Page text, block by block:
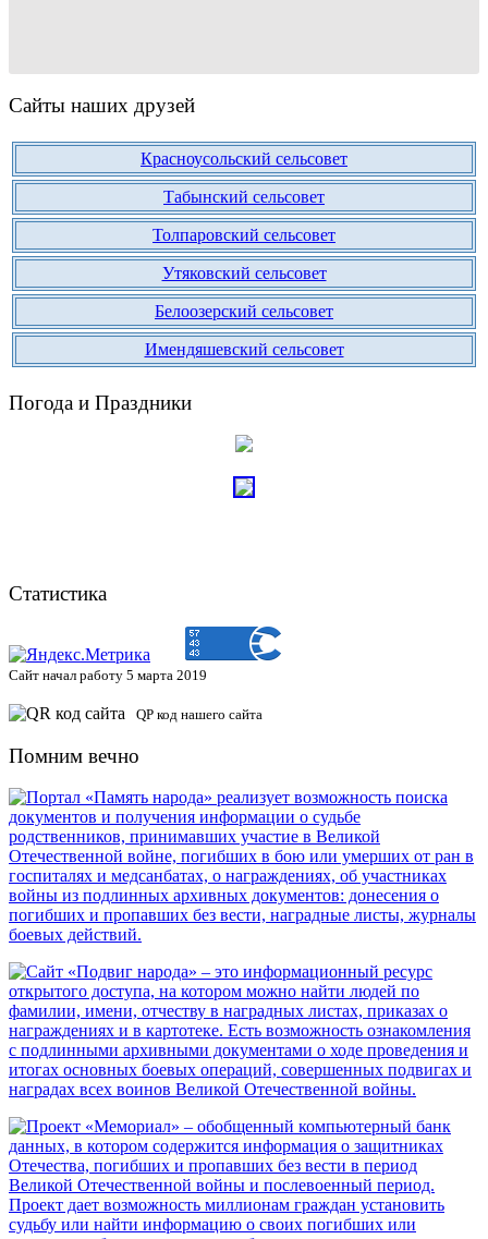
Сайты наших друзей
Красноусольский сельсовет
Табынский сельсовет
Толпаровский сельсовет
Утяковский сельсовет
Белоозерский сельсовет
Имендяшевский сельсовет
Погода и Праздники
Статистика
Сайт начал работу 5 марта 2019
QP код нашего сайта
Помним вечно